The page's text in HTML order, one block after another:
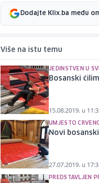
Dodajte Klix.ba među
Više na istu temu
JEDINSTVEN U
Bosanski
15.08.2019. u
UMJESTO
Novi
27.07.2019. u
PREDSTAVLJEN